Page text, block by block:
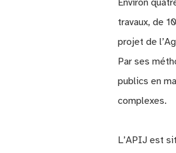
Environ
travaux, de
projet de
Par ses
publics en
complexes.
L’APIJ est